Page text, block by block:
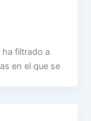
filtrado a
en el que se